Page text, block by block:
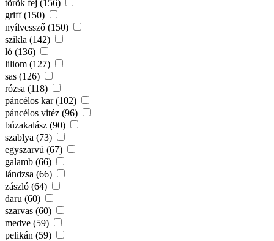
török fej (156)
griff (150)
nyílvessző (150)
szikla (142)
ló (136)
liliom (127)
sas (126)
rózsa (118)
páncélos kar (102)
páncélos vitéz (96)
búzakalász (90)
szablya (73)
egyszarvú (67)
galamb (66)
lándzsa (66)
zászló (64)
daru (60)
szarvas (60)
medve (59)
pelikán (59)